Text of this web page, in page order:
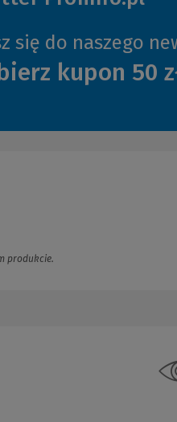
się do naszego
kupon 50
produkcie.